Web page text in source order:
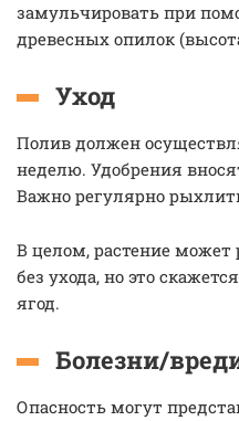
замульчировать при
древесных опилок
Уход
Полив должен
неделю. Удобрения
Важно регулярно
В целом, растение
без ухода, но это
ягод.
Болезни/
Опасность могут